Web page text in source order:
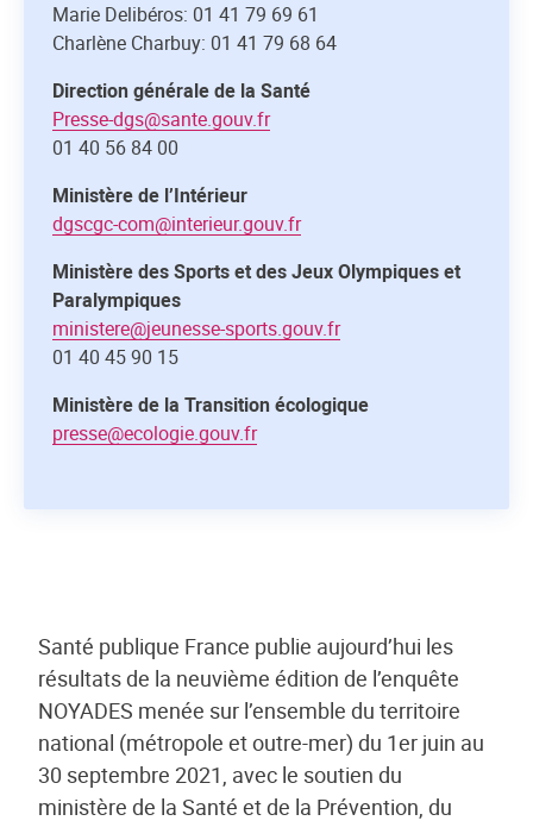
Marie Delibéros: 01 41 79 69 61
Charlène Charbuy: 01 41 79 68 64
Direction générale de la Santé
Presse-dgs@sante.gouv.fr
01 40 56 84 00
Ministère de l’Intérieur
dgscgc-com@interieur.gouv.fr
Ministère des Sports et des Jeux Olympiques et
Paralympiques
ministere@jeunesse-sports.gouv.fr
01 40 45 90 15
Ministère de la Transition écologique
presse@ecologie.gouv.fr
Santé publique France publie aujourd’hui les
résultats de la neuvième édition de l’enquête
NOYADES menée sur l’ensemble du territoire
national (métropole et outre-mer) du 1er juin au
30 septembre 2021, avec le soutien du
ministère de la Santé et de la Prévention, du